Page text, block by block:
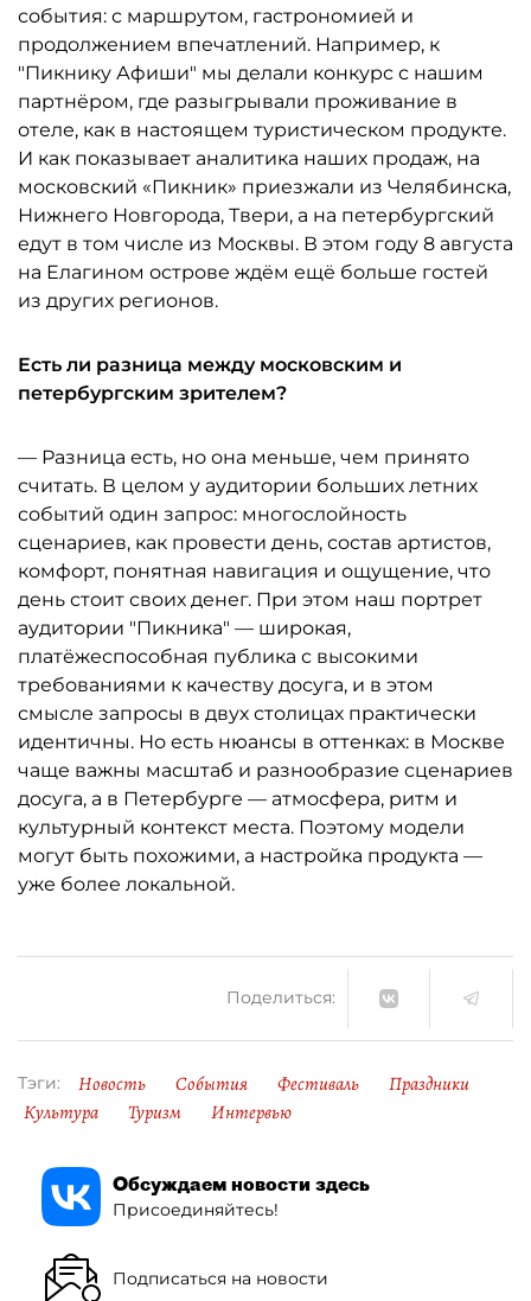
события: с маршрутом, гастрономией и
продолжением впечатлений. Например, к
"Пикнику Афиши" мы делали конкурс с нашим
партнёром, где разыгрывали проживание в
отеле, как в настоящем туристическом продукте.
И как показывает аналитика наших продаж, на
московский «Пикник» приезжали из Челябинска,
Нижнего Новгорода, Твери, а на петербургский
едут в том числе из Москвы. В этом году 8 августа
на Елагином острове ждём ещё больше гостей
из других регионов.
Есть ли разница между московским и
петербургским зрителем?
— Разница есть, но она меньше, чем принято
считать. В целом у аудитории больших летних
событий один запрос: многослойность
сценариев, как провести день, состав артистов,
комфорт, понятная навигация и ощущение, что
день стоит своих денег. При этом наш портрет
аудитории "Пикника" — широкая,
платёжеспособная публика с высокими
требованиями к качеству досуга, и в этом
смысле запросы в двух столицах практически
идентичны. Но есть нюансы в оттенках: в Москве
чаще важны масштаб и разнообразие сценариев
досуга, а в Петербурге — атмосфера, ритм и
культурный контекст места. Поэтому модели
могут быть похожими, а настройка продукта —
уже более локальной.
Поделиться:
Тэги: Новость События Фестиваль
Праздники
Культура
Туризм Интервью
Обсуждаем новости здесь
Присоединяйтесь!
Подписаться на новости